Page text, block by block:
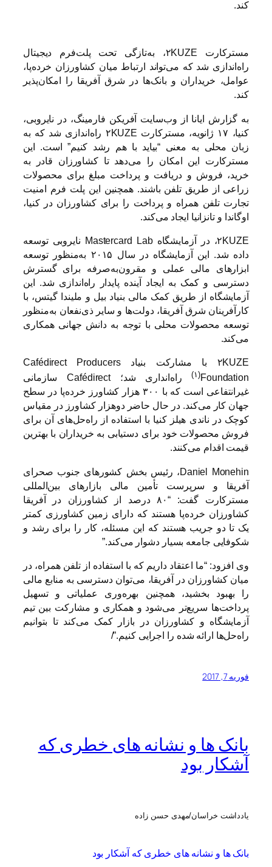
کند.
مسترکارت ۲KUZE، به‌تازگی تحت پلت‌فرم دیجیتال
راه‌اندازی شد که می‌تواند ارتباط میان کشاورزان خرده‌پا،
عوامل، خریداران و بانک‌ها در شرق آفریقا را امکان‌پذیر
کند.
به گزارش ایانا از وب‌سایت آفریکن فارمینگ، در نایروبی،
کنیا، ۱۷ ژانویه، مسترکارت
۲KUZE راه‌اندازی شد که به
زبان محلی به معنی “بیاید با هم رشد کنیم” است. این
مسترکارت این امکان را می‌دهد تا کشاورزان قادر به
خرید، فروش و دریافت و پرداخت مبلغ برای محصولات
زراعی از طریق تلفن باشند. همچنین این پلت فرم امنیت
تجارت تلفن همراه و پرداخت را برای کشاورزان در کنیا،
اوگاندا و تانزانیا ایجاد می‌کند.
۲KUZE، در آزمایشگاهMastercard Lab نایروبی توسعه
داده شد. این آزمایشگاه در سال ۲۰۱۵ به‌منظور توسعه
ابزارهای مالی عملی و مقرون‌به‌صرفه برای گسترش
دسترسی و کمک به ایجاد آینده پایدار راه‌اندازی شد. این
آزمایشگاه از طریق کمک مالی بنیاد بیل و ملیندا گیتس، با
کارآفرینان شرق آفریقا، دولت‌ها و سایر ذی‌نفعان به‌منظور
توسعه محصولات محلی با توجه به دانش جهانی همکاری
می‌کند.
۲KUZE با مشارکت بنیادCafédirect Producers
Foundation(۱) راه‌انداری شد؛Cafédirect
سازمانی
غیرانتفاعی است که با ۳۰۰ هزار کشاورز خرده‌پا در سطح
جهان کار می‌کند. در حال حاضر دوهزار کشاورز در مقیاس
کوچک در ناندی هیلز کنیا با استفاده از راه‌حل‌های آن برای
فروش محصولات خود برای دستیابی به خریداران با بهترین
قیمت اقدام می‌کنند.
Daniel Monehin، رئيس بخش کشورهای جنوب صحرای
آفریقا و سرپرست تأمین مالی بازارهای بین‌المللی
مسترکارت گفت: “۸۰ درصد از کشاورزان در آفریقا
کشاورزان خرده‌پا هستند که دارای زمین کشاورزی کمتر
یک تا دو جریب هستند که این مسئله، کار را برای رشد و
شکوفایی جامعه بسیار دشوار می‌کند.”
وی افزود: “ما اعتقاد داریم که با استفاده از تلفن همراه، در
میان کشاورزان در آفریقا، می‌توان دسترسی به منابع مالی
را بهبود بخشید، همچنین بهره‌وری عملیاتی و تسهیل
پرداخت‌ها سریع‌تر می‌شود و همکاری و مشارکت بین تیم
آزمایشگاه و کشاورزان در بازار کمک می‌کند تا بتوانیم
راه‌حل‌ها ارائه شده را اجرایی کنیم.”/
فوریه 7, 2017
بانک ها و نشانه های خطری که
آشکار بود
یادداشت خراسان/مهدی حسن زاده
بانک ها و نشانه های خطری که آشکار بود